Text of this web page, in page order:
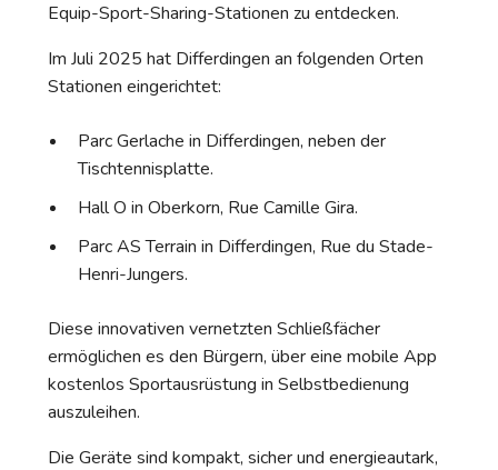
Equip-Sport-Sharing-Stationen zu entdecken.
Im Juli 2025 hat Differdingen an folgenden Orten
Stationen eingerichtet:
Parc Gerlache in Differdingen, neben der
Tischtennisplatte.
Hall O in Oberkorn, Rue Camille Gira.
Parc AS Terrain in Differdingen, Rue du Stade-
Henri-Jungers.
Diese innovativen vernetzten Schließfächer
ermöglichen es den Bürgern, über eine mobile App
kostenlos Sportausrüstung in Selbstbedienung
auszuleihen.
Die Geräte sind kompakt, sicher und energieautark,